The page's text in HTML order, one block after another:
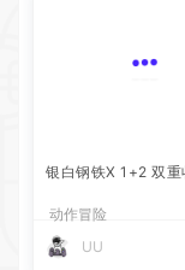
银白钢铁X 1+2 双重
动作冒险
UU